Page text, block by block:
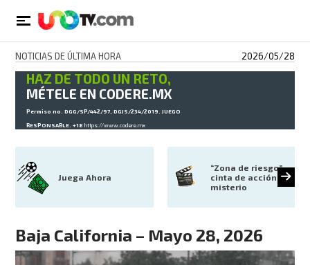
NOTICIAS DE ÚLTIMA HORA 2026/05/28
HAZ DE TODO UN RETO,
MÉTELE EN CODERE.MX
Permiso no. DGG/SP/442/97, DGJS/234/2019. JUEGO
RESPONSABLE. +18https://www.codere.mx
Juega Ahora
“Zona de riesgo”:
cinta de acción y
misterio
Baja California – Mayo 28, 2026